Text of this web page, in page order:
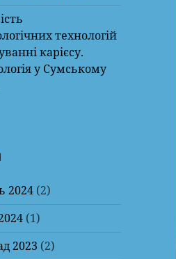
технологій
карієсу.
у Сумському
2024 (2)
(1)
2023 (2)